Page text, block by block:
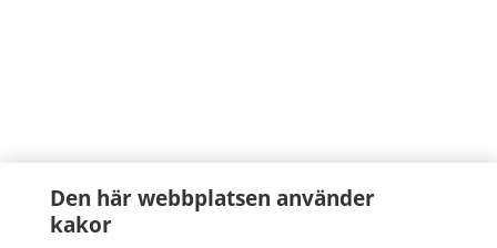
Den här webbplatsen använder
kakor